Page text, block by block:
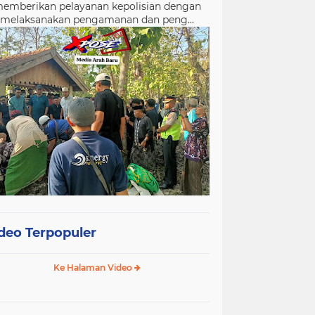
pelayanan kepolisian dengan
melaksanakan pengamanan dan peng...
Terpopuler
Ke Halaman Video